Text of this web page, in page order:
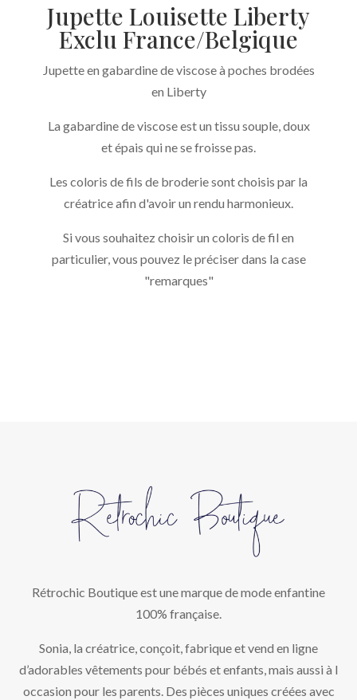
LibertyJupette Louisette Liberty
Exclu France/Belgique
Jupette en gabardine de viscose à poches brodées
en Liberty
La gabardine de viscose est un tissu souple, doux
et épais qui ne se froisse pas.
Les coloris de fils de broderie sont choisis par la
créatrice afin d'avoir un rendu harmonieux.
Si vous souhaitez choisir un coloris de fil en
particulier, vous pouvez le préciser dans la case
"remarques"
Rétrochic Boutique est une marque de mode enfantine
100% française.
Sonia, la créatrice, conçoit, fabrique et vend en ligne
d’adorables vêtements pour bébés et enfants, mais aussi à l
occasion pour les parents. Des pièces uniques créées avec